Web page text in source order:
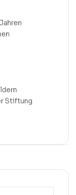
Stiftung